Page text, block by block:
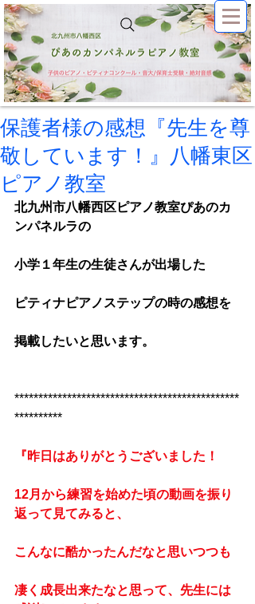
保護者様の感想『先生を尊
敬しています！』八幡東区
ピアノ教室
北九州市八幡西区ピアノ教室ぴあのカ
ンパネルラの
小学１年生の生徒さんが出場した
ピティナピアノステップの時の感想を
掲載したいと思います。
***********************************************
**********
『昨日はありがとうございました！
12月から練習を始めた頃の動画を振り
返って見てみると、
こんなに酷かったんだなと思いつつも
凄く成長出来たなと思って、先生には